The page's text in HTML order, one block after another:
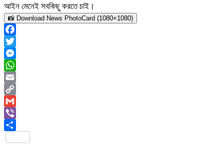
আইন মেনেই সবকিছু করতে চাই।
📸 Download News PhotoCard (1080×1080)
Facebook
Twitter
Messenger
WhatsApp
Email
Copy
Link
Gmail
Viber